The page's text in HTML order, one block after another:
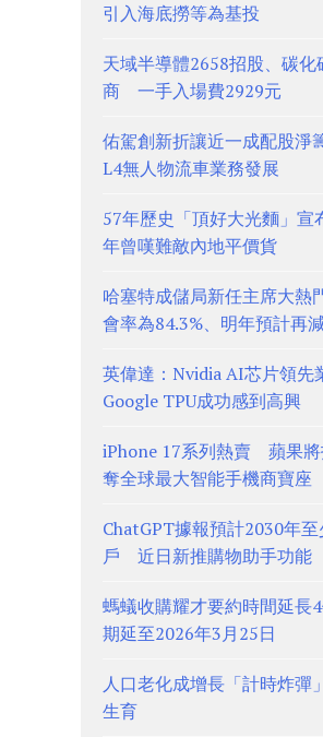
引入海底撈等為基投
天域半導體2658招股、碳化
商 一手入場費2929元
佑駕創新折讓近一成配股
L4無人物流車業務發展
57年歷史「頂好大光麵」
年曾嘆難敵內地平價貨
哈塞特成儲局新任主席大
會率為84.3%、明年預計再
英偉達：Nvidia AI芯片領
Google TPU成功感到高興
iPhone 17系列熱賣 蘋果將
奪全球最大智能手機商寶座
ChatGPT據報預計2030年
戶 近日新推購物助手功能
螞蟻收購耀才要約時間延
期延至2026年3月25日
人口老化成增長「計時炸彈
生育